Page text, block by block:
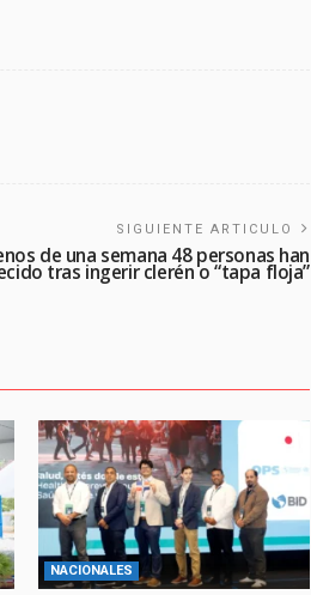
SIGUIENTE ARTICULO
de una semana 48 personas han
tras ingerir clerén o “tapa floja”
NACIONALES